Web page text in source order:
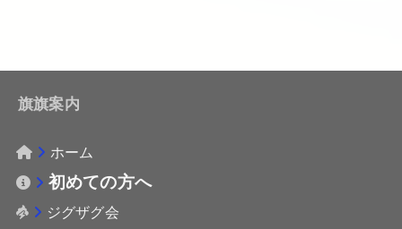
旗旗案内
ホーム
初めての方へ
ジグザグ会